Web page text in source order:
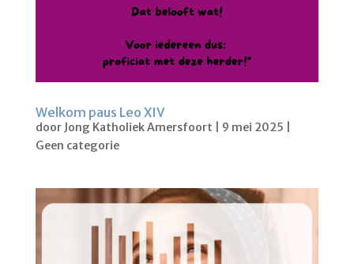
Welkom paus Leo XIV
door Jong Katholiek Amersfoort 9 mei 2025
Geen categorie